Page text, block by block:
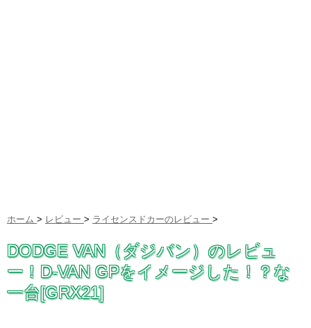
ホーム > レビュー > ライセンスドカーのレビュー >
DODGE VAN（ダジバン）のレビュ
ー！D-VAN GPをイメージした！？な
一台[GRX21]